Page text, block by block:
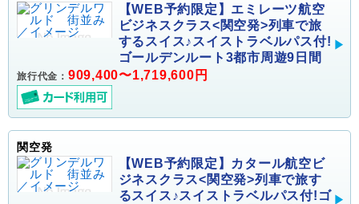
【WEB予約限定】エミレーツ航空
ビジネスクラス<関空発>列車で旅
するスイス♪スイストラベルパス付!
ゴールデンルート3都市周遊9日間
旅行代金： 909,400〜1,719,600円
関空発
【WEB予約限定】カタール航空ビ
ジネスクラス<関空発>列車で旅す
るスイス♪スイストラベルパス付!ゴ